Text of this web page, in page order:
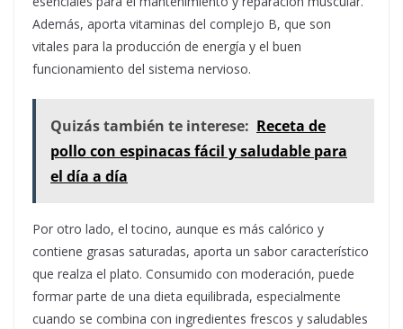
Además, aporta vitaminas del complejo B, que son
vitales para la producción de energía y el buen
funcionamiento del sistema nervioso.
Quizás también te interese: Receta de
pollo con espinacas fácil y saludable para
el día a día
Por otro lado, el tocino, aunque es más calórico y
contiene grasas saturadas, aporta un sabor característico
que realza el plato. Consumido con moderación, puede
formar parte de una dieta equilibrada, especialmente
cuando se combina con ingredientes frescos y saludables